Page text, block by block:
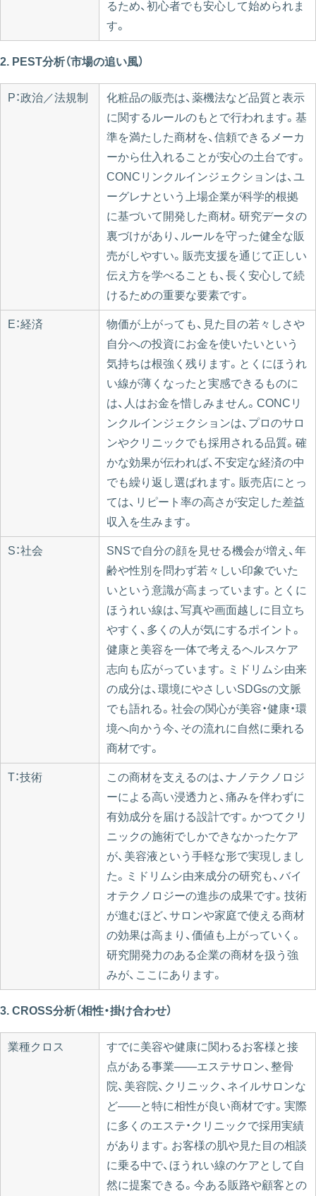
るため、初心者でも安心して始められま
す。
2. PEST分析（市場の追い風）
P：政治／法規制
化粧品の販売は、薬機法など品質と表示
に関するルールのもとで行われます。基
準を満たした商材を、信頼できるメーカ
ーから仕入れることが安心の土台です。
CONCリンクルインジェクションは、ユ
ーグレナという上場企業が科学的根拠
に基づいて開発した商材。研究データの
裏づけがあり、ルールを守った健全な販
売がしやすい。販売支援を通じて正しい
伝え方を学べることも、長く安心して続
けるための重要な要素です。
E：経済
物価が上がっても、見た目の若々しさや
自分への投資にお金を使いたいという
気持ちは根強く残ります。とくにほうれ
い線が薄くなったと実感できるものに
は、人はお金を惜しみません。CONCリ
ンクルインジェクションは、プロのサロ
ンやクリニックでも採用される品質。確
かな効果が伝われば、不安定な経済の中
でも繰り返し選ばれます。販売店にとっ
ては、リピート率の高さが安定した差益
収入を生みます。
S：社会
SNSで自分の顔を見せる機会が増え、年
齢や性別を問わず若々しい印象でいた
いという意識が高まっています。とくに
ほうれい線は、写真や画面越しに目立ち
やすく、多くの人が気にするポイント。
健康と美容を一体で考えるヘルスケア
志向も広がっています。ミドリムシ由来
の成分は、環境にやさしいSDGsの文脈
でも語れる。社会の関心が美容・健康・環
境へ向かう今、その流れに自然に乗れる
商材です。
T：技術
この商材を支えるのは、ナノテクノロジ
ーによる高い浸透力と、痛みを伴わずに
有効成分を届ける設計です。かつてクリ
ニックの施術でしかできなかったケア
が、美容液という手軽な形で実現しまし
た。ミドリムシ由来成分の研究も、バイ
オテクノロジーの進歩の成果です。技術
が進むほど、サロンや家庭で使える商材
の効果は高まり、価値も上がっていく。
研究開発力のある企業の商材を扱う強
みが、ここにあります。
3. CROSS分析（相性・掛け合わせ）
業種クロス
すでに美容や健康に関わるお客様と接
点がある事業——エステサロン、整骨
院、美容院、クリニック、ネイルサロンな
ど——と特に相性が良い商材です。実際
に多くのエステ・クリニックで採用実績
があります。お客様の肌や見た目の相談
に乗る中で、ほうれい線のケアとして自
然に提案できる。今ある販路や顧客との